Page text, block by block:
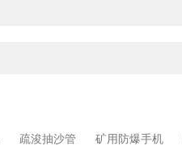
疏浚抽沙管 矿用防爆手机